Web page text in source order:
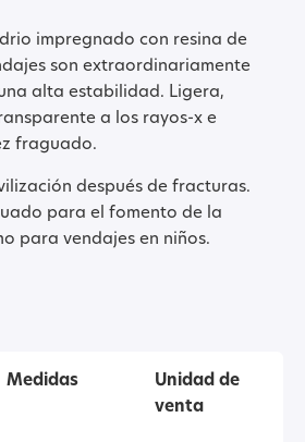
impregnado con resina de
son extraordinariamente
alta estabilidad. Ligera,
a los rayos-x e
fraguado.
después de fracturas.
para el fomento de la
para vendajes en niños.
Medidas
Unidad de
venta